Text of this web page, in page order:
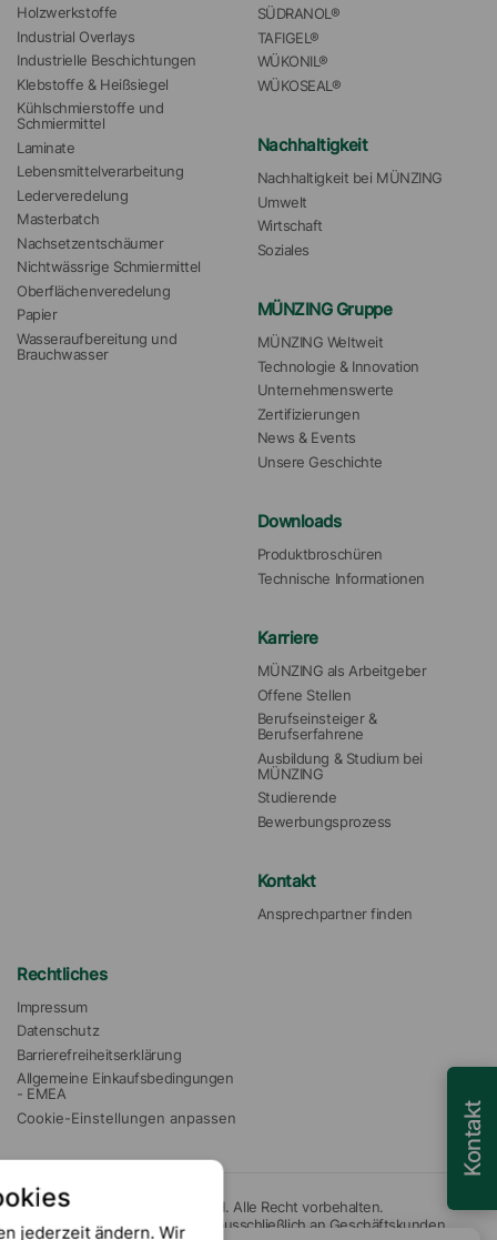
Holzwerkstoffe
Industrial Overlays
Industrielle Beschichtungen
Klebstoffe & Heißsiegel
Kühlschmierstoffe und
Schmiermittel
Laminate
Lebensmittelverarbeitung
Lederveredelung
Masterbatch
Nachsetzentschäumer
Nichtwässrige Schmiermittel
Oberflächenveredelung
Papier
Wasseraufbereitung und
Brauchwasser
SÜDRANOL®
TAFIGEL®
WÜKONIL®
WÜKOSEAL®
Nachhaltigkeit
Nachhaltigkeit bei MÜNZING
Umwelt
Wirtschaft
Soziales
MÜNZING Gruppe
MÜNZING Weltweit
Technologie & Innovation
Unternehmenswerte
Zertifizierungen
News & Events
Unsere Geschichte
Downloads
Produktbroschüren
Technische Informationen
Karriere
MÜNZING als Arbeitgeber
Offene Stellen
Berufseinsteiger &
Berufserfahrene
Ausbildung & Studium bei
MÜNZING
Studierende
Bewerbungsprozess
Kontakt
Ansprechpartner finden
Rechtliches
Impressum
Datenschutz
Barrierefreiheitserklärung
Allgemeine Einkaufsbedingungen
- EMEA
Cookie-Einstellungen anpassen
© 2026 Münzing Chemie GmbH. Alle Recht vorbehalten.
Unsere Angebote richten sich ausschließlich an Geschäftskunden.
Kontakt
jederzeit ändern. Wir